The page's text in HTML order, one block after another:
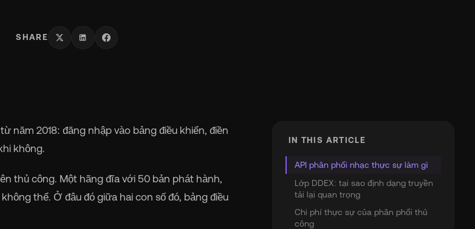
chevron_right
chevron_right
SHARE
năm 2018: đăng nhập vào bảng điều khiển, điền
không.
thủ công. Một hãng đĩa với 50 bản phát hành,
thể. Ở đâu đó giữa hai con số đó, bảng điều
IN THIS ARTICLE
API phân phối nhạc thực sự làm gì
Lớp DDEX: tại sao định dạng truyền
tải lại quan trọng
Chi phí thực sự của phân phối thủ
công